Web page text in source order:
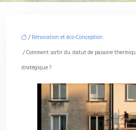
/Rénovation et éco-Conception
/ Comment sortir du statut de passoire
stratégique ?